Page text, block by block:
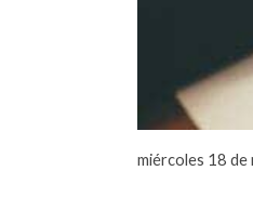
miércoles 18